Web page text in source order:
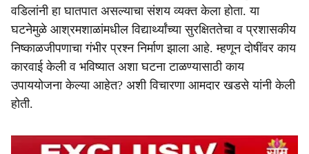
वडिलांनी हा घातपात असल्याचा संशय व्यक्त केला होता. या
घटनेमुळे आश्रमशाळांमधील विद्यार्थ्यांच्या सुरक्षिततेचा व प्रशासकीय
निष्काळजीपणाचा गंभीर प्रश्न निर्माण झाला आहे. म्हणून दोषींवर काय
कारवाई केली व भविष्यात अशा घटना टाळण्यासाठी काय
उपाययोजना केल्या आहेत? अशी विचारणा आमदार खडसे यांनी केली
होती.